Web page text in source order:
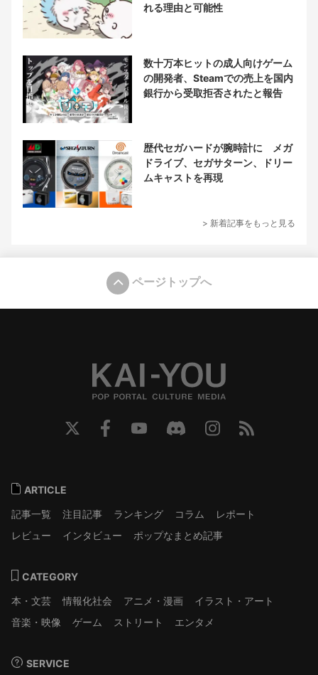
れる理由と可能性
数十万本ヒットの成人向けゲーム
の開発者、Steamでの売上を国内
銀行から受取拒否されたと報告
歴代セガハードが腕時計に メガ
ドライブ、セガサターン、ドリー
ムキャストを再現
> 新着記事をもっと見る
ページトップへ
ARTICLE
記事一覧
注目記事 ランキング コラム
レポート
レビュー
インタビュー ポップなまとめ記事
CATEGORY
本・文芸
情報化社会 アニメ・漫画
イラスト・アート
音楽・映像
ゲーム ストリート エンタメ
SERVICE